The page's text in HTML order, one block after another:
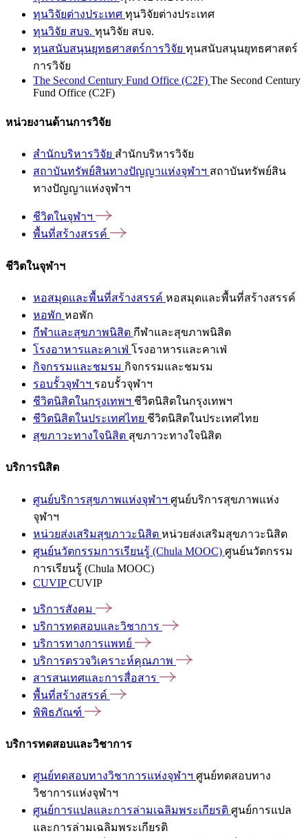
ทุนวิจัยต่างประเทศ ทุนวิจัยต่างประเทศ
ทุนวิจัย สบจ. ทุนวิจัย สบจ.
ทุนสนับสนุนยุทธศาสตร์การวิจัย ทุนสนับสนุนยุทธศาสตร์
การวิจัย
The Second Century Fund Office (C2F) The Second Century
Fund Office (C2F)
หน่วยงานด้านการวิจัย
สำนักบริหารวิจัย สำนักบริหารวิจัย
สถาบันทรัพย์สินทางปัญญาแห่งจุฬาฯ สถาบันทรัพย์สิน
ทางปัญญาแห่งจุฬาฯ
ชีวิตในจุฬาฯ
พื้นที่สร้างสรรค์
ชีวิตในจุฬาฯ
หอสมุดและพื้นที่สร้างสรรค์ หอสมุดและพื้นที่สร้างสรรค์
หอพัก หอพัก
กีฬาและสุขภาพนิสิต กีฬาและสุขภาพนิสิต
โรงอาหารและคาเฟ่ โรงอาหารและคาเฟ่
กิจกรรมและชมรม กิจกรรมและชมรม
รอบรั้วจุฬาฯ รอบรั้วจุฬาฯ
ชีวิตนิสิตในกรุงเทพฯ ชีวิตนิสิตในกรุงเทพฯ
ชีวิตนิสิตในประเทศไทย ชีวิตนิสิตในประเทศไทย
สุขภาวะทางใจนิสิต สุขภาวะทางใจนิสิต
บริการนิสิต
ศูนย์บริการสุขภาพแห่งจุฬาฯ ศูนย์บริการสุขภาพแห่ง
จุฬาฯ
หน่วยส่งเสริมสุขภาวะนิสิต หน่วยส่งเสริมสุขภาวะนิสิต
ศูนย์นวัตกรรมการเรียนรู้ (Chula MOOC) ศูนย์นวัตกรรม
การเรียนรู้ (Chula MOOC)
CUVIPCUVIP
บริการสังคม
บริการทดสอบและวิชาการ
บริการทางการแพทย์
บริการตรวจวิเคราะห์คุณภาพ
สารสนเทศและการสื่อสาร
พื้นที่สร้างสรรค์
พิพิธภัณฑ์
บริการทดสอบและวิชาการ
ศูนย์ทดสอบทางวิชาการแห่งจุฬาฯ ศูนย์ทดสอบทาง
วิชาการแห่งจุฬาฯ
ศูนย์การแปลและการล่ามเฉลิมพระเกียรติ ศูนย์การแปล
และการล่ามเฉลิมพระเกียรติ